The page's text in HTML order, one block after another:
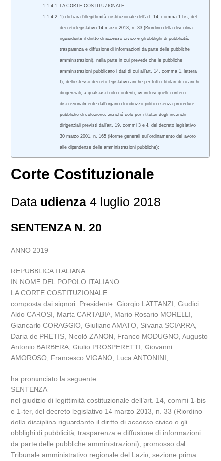
LA CORTE COSTITUZIONALE
1) dichiara l’illegittimità costituzionale dell’art. 14, comma 1-bis, del
decreto legislativo 14 marzo 2013, n. 33 (Riordino della disciplina
riguardante il diritto di accesso civico e gli obblighi di pubblicità,
trasparenza e diffusione di informazioni da parte delle pubbliche
amministrazioni), nella parte in cui prevede che le pubbliche
amministrazioni pubblicano i dati di cui all’art. 14, comma 1, lettera
f), dello stesso decreto legislativo anche per tutti i titolari di incarichi
dirigenziali, a qualsiasi titolo conferiti, ivi inclusi quelli conferiti
discrezionalmente dall’organo di indirizzo politico senza procedure
pubbliche di selezione, anziché solo per i titolari degli incarichi
dirigenziali previsti dall’art. 19, commi 3 e 4, del decreto legislativo
30 marzo 2001, n. 165 (Norme generali sull’ordinamento del lavoro
alle dipendenze delle amministrazioni pubbliche);
Corte Costituzionale
Data udienza 4 luglio 2018
SENTENZA N. 20
ANNO 2019
REPUBBLICA ITALIANA
IN NOME DEL POPOLO ITALIANO
LA CORTE COSTITUZIONALE
composta dai signori: Presidente: Giorgio LATTANZI; Giudici :
Aldo CAROSI, Marta CARTABIA, Mario Rosario MORELLI,
Giancarlo CORAGGIO, Giuliano AMATO, Silvana SCIARRA,
Daria de PRETIS, Nicolò ZANON, Franco MODUGNO, Augusto
Antonio BARBERA, Giulio PROSPERETTI, Giovanni
AMOROSO, Francesco VIGANÒ, Luca ANTONINI,
ha pronunciato la seguente
SENTENZA
nel giudizio di legittimità costituzionale dell’art. 14, commi 1-bis
e 1-ter, del decreto legislativo 14 marzo 2013, n. 33 (Riordino
della disciplina riguardante il diritto di accesso civico e gli
obblighi di pubblicità, trasparenza e diffusione di informazioni
da parte delle pubbliche amministrazioni), promosso dal
Tribunale amministrativo regionale del Lazio, sezione prima